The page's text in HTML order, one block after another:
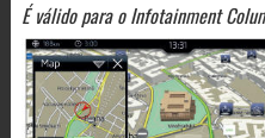
É válido para o Infotainment